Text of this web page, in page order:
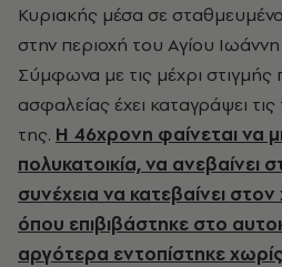
Κυριακής μέσα σε
στην περιοχή του Αγίου
Σύμφωνα με τις μέχρι
ασφαλείας έχει καταγράψει τις
της. Η 46χρονη φαίνεται να
πολυκατοικία, να ανεβαίνει
συνέχεια να κατεβαίνει
όπου επιβιβάστηκε στο
αργότερα εντοπίστηκε